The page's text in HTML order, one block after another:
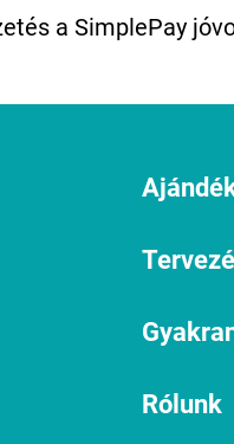
a SimplePay
Rólunk